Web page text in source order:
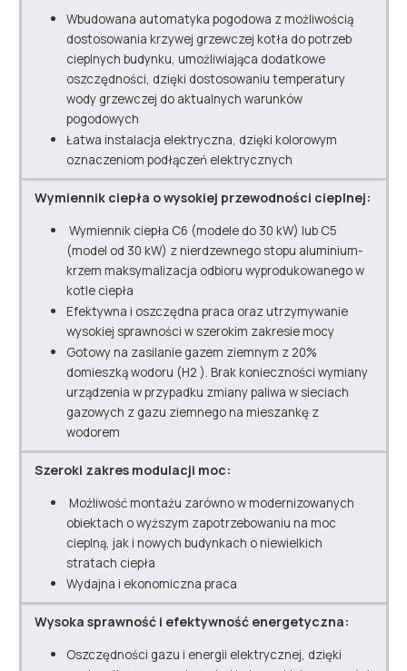
Wbudowana automatyka pogodowa z możliwością
dostosowania krzywej grzewczej kotła do potrzeb
cieplnych budynku, umożliwiająca dodatkowe
oszczędności, dzięki dostosowaniu temperatury
wody grzewczej do aktualnych warunków
pogodowych
Łatwa instalacja elektryczna, dzięki kolorowym
oznaczeniom podłączeń elektrycznych
Wymiennik ciepła o wysokiej przewodności cieplnej:
Wymiennik ciepła C6 (modele do 30 kW) lub C5
(model od 30 kW) z nierdzewnego stopu aluminium-
krzem maksymalizacja odbioru wyprodukowanego w
kotle ciepła
Efektywna i oszczędna praca oraz utrzymywanie
wysokiej sprawności w szerokim zakresie mocy
Gotowy na zasilanie gazem ziemnym z 20%
domieszką wodoru (H2 ). Brak konieczności wymiany
urządzenia w przypadku zmiany paliwa w sieciach
gazowych z gazu ziemnego na mieszankę z
wodorem
Szeroki zakres modulacji moc:
Możliwość montażu zarówno w modernizowanych
obiektach o wyższym zapotrzebowaniu na moc
cieplną, jak i nowych budynkach o niewielkich
stratach ciepła
Wydajna i ekonomiczna praca
Wysoka sprawność i efektywność energetyczna:
Oszczędności gazu i energii elektrycznej, dzięki